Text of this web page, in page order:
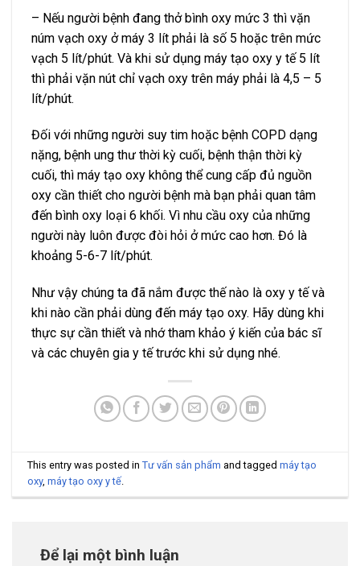
– Nếu người bệnh đang thở bình oxy mức 3 thì vặn
núm vạch oxy ở máy 3 lít phải là số 5 hoặc trên mức
vạch 5 lít/phút. Và khi sử dụng máy tạo oxy y tế 5 lít
thì phải vặn nút chỉ vạch oxy trên máy phải là 4,5 – 5
lít/phút.
Đối với những người suy tim hoặc bệnh COPD dạng
nặng, bệnh ung thư thời kỳ cuối, bệnh thận thời kỳ
cuối, thì máy tạo oxy không thể cung cấp đủ nguồn
oxy cần thiết cho người bệnh mà bạn phải quan tâm
đến bình oxy loại 6 khối. Vì nhu cầu oxy của những
người này luôn được đòi hỏi ở mức cao hơn. Đó là
khoảng 5-6-7 lít/phút.
Như vậy chúng ta đã nắm được thế nào là oxy y tế và
khi nào cần phải dùng đến máy tạo oxy. Hãy dùng khi
thực sự cần thiết và nhớ tham khảo ý kiến của bác sĩ
và các chuyên gia y tế trước khi sử dụng nhé.
This entry was posted inTư vấn sản phẩm and taggedmáy tạo
oxy,máy tạo oxy y tế.
Để lại một bình luận